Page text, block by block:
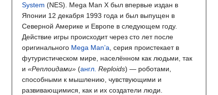
System (NES). Mega Man X был впервые издан в
Японии 12 декабря 1993 года и был выпущен в
Северной Америке и Европе в следующем году.
Действие игры происходит через сто лет после
оригинального Mega Man’а, серия проистекает в
футуристическом мире, населённом как людьми, так
и «Реплоидами» (англ. Reploids) — роботами,
способными к мышлению, чувствующими и
развивающимися, как и их создатели люди.